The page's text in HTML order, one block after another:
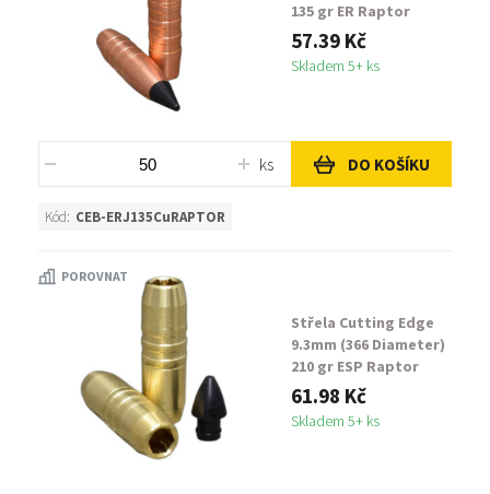
135 gr ER Raptor
57.39 Kč
Skladem 5+ ks
ks DO KOŠÍKU
Kód: CEB-ERJ135CuRAPTOR
POROVNAT
Střela Cutting Edge
9.3mm (366 Diameter)
210 gr ESP Raptor
61.98 Kč
Skladem 5+ ks